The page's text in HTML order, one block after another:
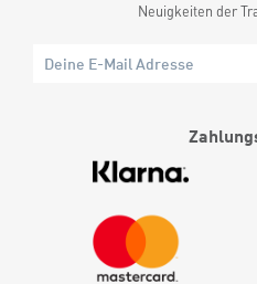
Neuigkeiten der